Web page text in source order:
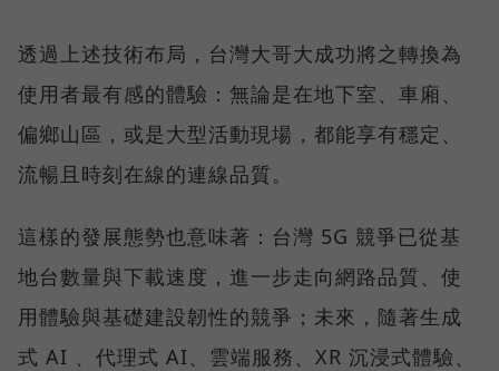
透過上述技術布局，台灣大哥大成功將之轉換為
使用者最有感的體驗：無論是在地下室、車廂、
偏鄉山區，或是大型活動現場，都能享有穩定、
流暢且時刻在線的連線品質。
這樣的發展態勢也意味著：台灣 5G 競爭已從基
地台數量與下載速度，進一步走向網路品質、使
用體驗與基礎建設韌性的競爭；未來，隨著生成
式 AI 、代理式 AI、雲端服務、XR 沉浸式體驗、